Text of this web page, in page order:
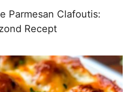
Parmesan Clafoutis:
Recept